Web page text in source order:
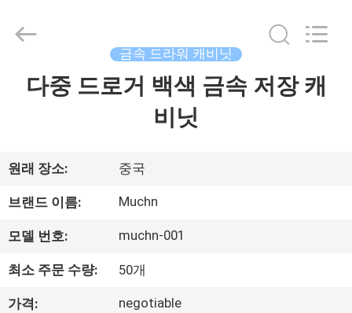
품
우
리
Industrial
Reserved.
Developed
금속 드라워 캐비닛
다중 드로거 백색 금속 저장 캐
비닛
원래 장소: 중국
브랜드 이름: Muchn
모델 번호: muchn-001
최소 주문 수량: 50개
가격: negotiable